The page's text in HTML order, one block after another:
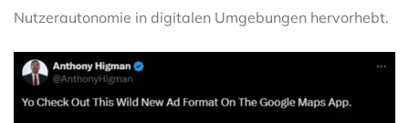
Nutzerautonomie in digitalen Umgebungen hervorhebt.